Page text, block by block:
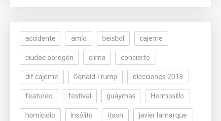
accidente amlo beisbol cajeme
ciudad obregón clima concierto
dif cajeme Donald Trump elecciones 2018
featured festival guaymas Hermosillo
homicidio insólito itson javier lamarque